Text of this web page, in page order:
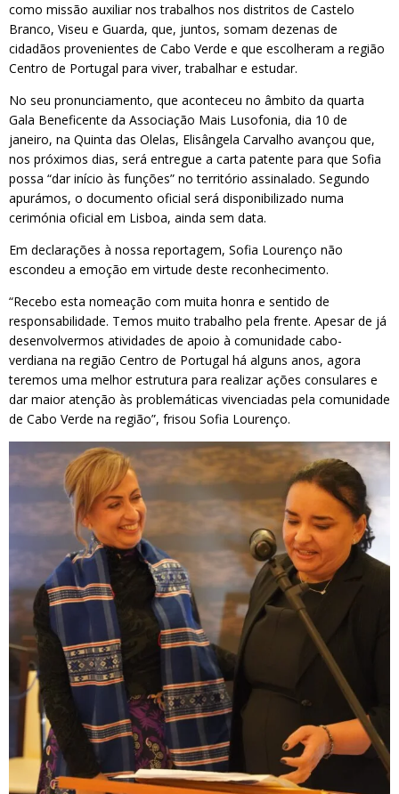
como missão auxiliar nos trabalhos nos distritos de Castelo
Branco, Viseu e Guarda, que, juntos, somam dezenas de
cidadãos provenientes de Cabo Verde e que escolheram a região
Centro de Portugal para viver, trabalhar e estudar.
No seu pronunciamento, que aconteceu no âmbito da quarta
Gala Beneficente da Associação Mais Lusofonia, dia 10 de
janeiro, na Quinta das Olelas, Elisângela Carvalho avançou que,
nos próximos dias, será entregue a carta patente para que Sofia
possa “dar início às funções” no território assinalado. Segundo
apurámos, o documento oficial será disponibilizado numa
cerimónia oficial em Lisboa, ainda sem data.
Em declarações à nossa reportagem, Sofia Lourenço não
escondeu a emoção em virtude deste reconhecimento.
“Recebo esta nomeação com muita honra e sentido de
responsabilidade. Temos muito trabalho pela frente. Apesar de já
desenvolvermos atividades de apoio à comunidade cabo-
verdiana na região Centro de Portugal há alguns anos, agora
teremos uma melhor estrutura para realizar ações consulares e
dar maior atenção às problemáticas vivenciadas pela comunidade
de Cabo Verde na região”, frisou Sofia Lourenço.